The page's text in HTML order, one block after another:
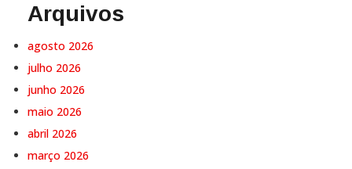
Arquivos
agosto 2026
julho 2026
junho 2026
maio 2026
abril 2026
março 2026